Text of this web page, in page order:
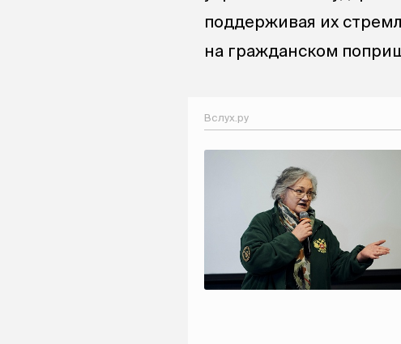
поддерживая их
на гражданском
Вслух.ру